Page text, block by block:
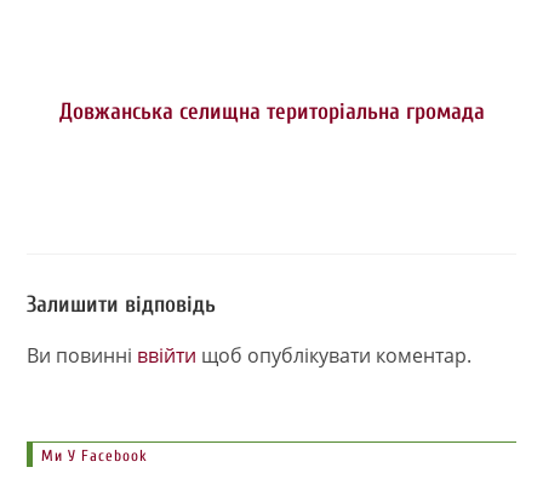
Довжанська селищна територіальна громада
Залишити відповідь
Ви повинні ввійти щоб опублікувати коментар.
Ми У Facebook